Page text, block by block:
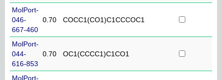
MolPort-
046-
667-460
0.70 COCC1(CO1)C1CCCOC1
MolPort-
044-
616-853
0.70 OC1(CCCC1)C1CO1
MolPort-